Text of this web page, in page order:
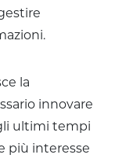
la
innovare
ultimi tempi
più interesse